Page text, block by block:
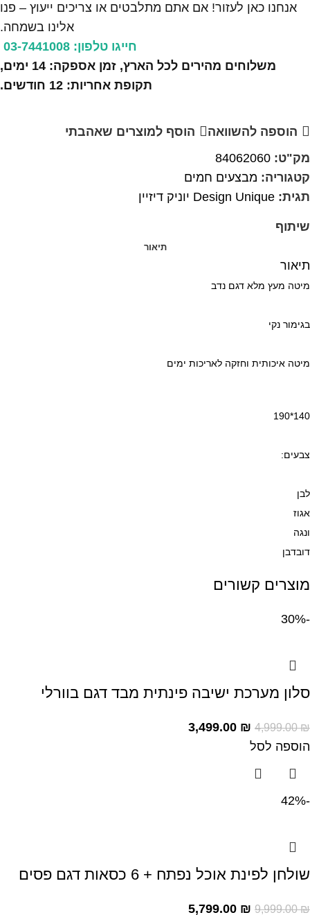
אנחנו כאן לעזור! אם אתם מתלבטים או צריכים ייעוץ – פנו
אלינו בשמחה.
חייגו טלפון: 03-7441008
משלוחים מהירים לכל הארץ, זמן אספקה: 14 ימים,
תקופת אחריות: 12 חודשים.
הוספה להשוואה
הוסף למוצרים שאהבתי
מק"ט: 84062060
קטגוריה: מבצעים חמים
תגית: Design Unique יוניק דיזיין
שיתוף
תיאור
תיאור
מיטה מעץ מלא דגם נדב
בגימור נקי
מיטה איכותית וחזקה לאריכות ימים
140*190
צבעים:
לבן
אגוז
ונגה
דובדבן
מוצרים קשורים
-30%
סלון מערכת ישיבה פינתית מבד דגם בוורלי
4,999.00₪
3,499.00 ₪
הוספה לסל
-42%
שולחן לפינת אוכל נפתח + 6 כסאות דגם פסים
9,999.00₪
5,799.00 ₪